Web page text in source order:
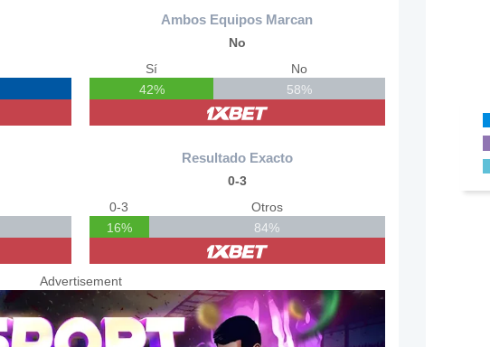
Ambos Equipos Marcan
No
Sí
42%
No
58%
Resultado Exacto
0-3
0-3
16%
Otros
84%
Advertisement